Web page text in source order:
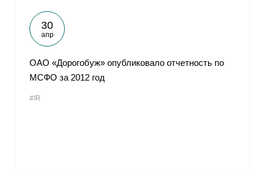
30
апр
ОАО «Дорогобуж» опубликовало отчетность по
МСФО за 2012 год
#IR